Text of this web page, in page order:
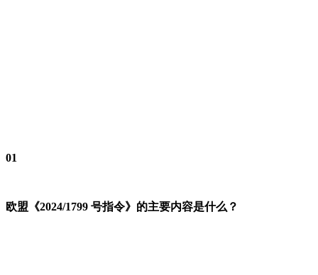
01
欧盟《2024/1799 号指令》的主要内容是什么？